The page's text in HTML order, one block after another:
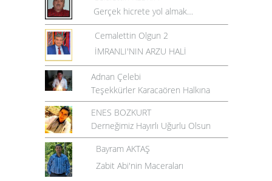
Gerçek hicrete yol almak…
Cemalettin Olgun 2
İMRANLI'NIN ARZU HALİ
Adnan Çelebi
Teşekkürler Karacaören Halkına
ENES BOZKURT
Derneğimiz Hayırlı Uğurlu Olsun
Bayram AKTAŞ
Zabit Abi'nin Maceraları